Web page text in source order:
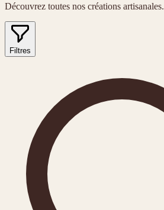
Découvrez toutes nos créations artisanales.
Filtres